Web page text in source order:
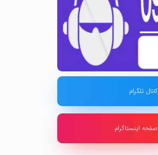
کانال تلگرام
صفحه اینستاگرام